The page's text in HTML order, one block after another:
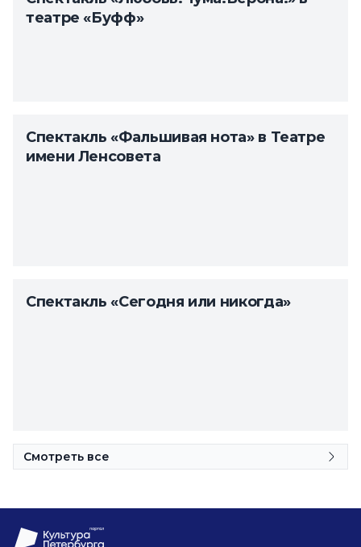
театре «Буфф»
Спектакль «Фальшивая нота» в Театре
имени Ленсовета
Спектакль «Сегодня или никогда»
Смотреть все